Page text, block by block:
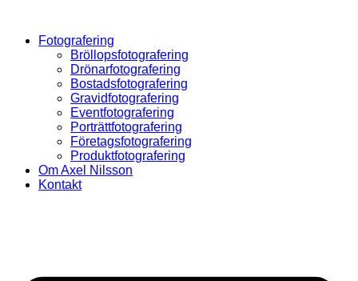
innehållFotografering
Bröllopsfotografering
Drönarfotografering
Bostadsfotografering
Gravidfotografering
Eventfotografering
Porträttfotografering
Företagsfotografering
Produktfotografering
Om Axel Nilsson
Kontakt